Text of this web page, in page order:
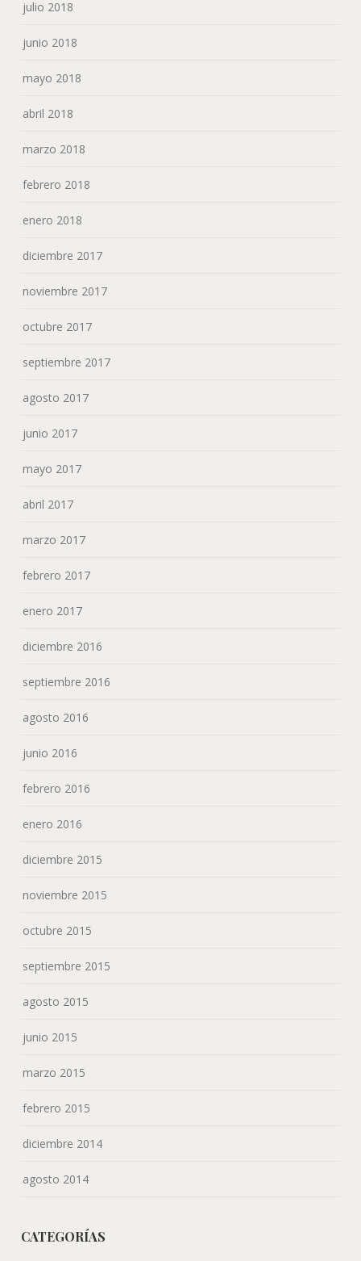
julio 2018
junio 2018
mayo 2018
abril 2018
marzo 2018
febrero 2018
enero 2018
diciembre 2017
noviembre 2017
octubre 2017
septiembre 2017
agosto 2017
junio 2017
mayo 2017
abril 2017
marzo 2017
febrero 2017
enero 2017
diciembre 2016
septiembre 2016
agosto 2016
junio 2016
febrero 2016
enero 2016
diciembre 2015
noviembre 2015
octubre 2015
septiembre 2015
agosto 2015
junio 2015
marzo 2015
febrero 2015
diciembre 2014
agosto 2014
CATEGORÍAS